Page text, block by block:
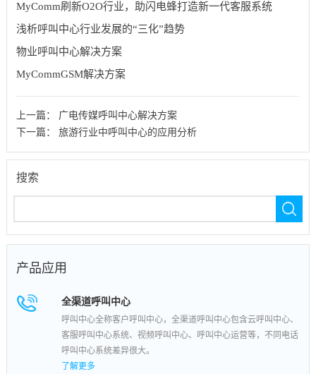
MyComm刷新O2O行业，助闪电蜂打造新一代客服系统
浅析呼叫中心行业发展的“三化”趋势
物业呼叫中心解决方案
MyCommGSM解决方案
上一篇： 广电传媒呼叫中心解决方案
下一篇： 旅游行业中呼叫中心的应用分析
搜索
产品应用
全渠道呼叫中心
呼叫中心全称客户呼叫中心，全渠道呼叫中心包含云呼叫中心、
客服呼叫中心系统、视频呼叫中心、呼叫中心运营等，不同电话
呼叫中心系统差异很大。
了解更多